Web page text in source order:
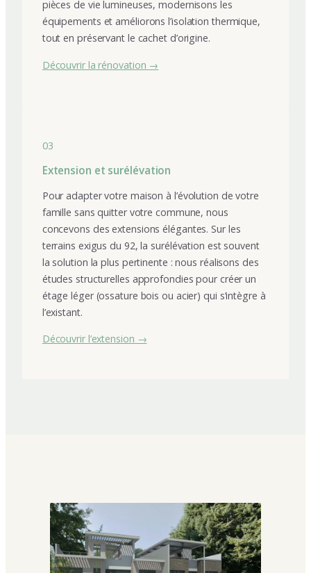
pièces de vie lumineuses, modernisons les
équipements et améliorons l’isolation thermique,
tout en préservant le cachet d’origine.
Découvrir la rénovation →
03
Extension et surélévation
Pour adapter votre maison à l’évolution de votre
famille sans quitter votre commune, nous
concevons des extensions élégantes. Sur les
terrains exigus du 92, la surélévation est souvent
la solution la plus pertinente : nous réalisons des
études structurelles approfondies pour créer un
étage léger (ossature bois ou acier) qui s’intègre à
l’existant.
Découvrir l’extension →